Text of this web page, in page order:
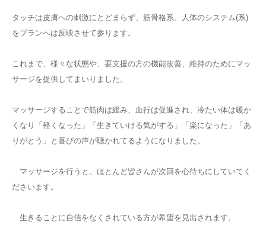
タッチは皮膚への刺激にとどまらず、筋骨格系、人体のシステム(系)
をプランへは反映させて参ります。
これまで、様々な状態や、要支援の方の機能改善、維持のためにマッ
サージを提供してまいりました。
マッサージすることで筋肉は緩み、血行は促進され、冷たい体は暖か
くなり「軽くなった」「生きていける気がする」「楽になった」「あ
りがとう」と喜びの声が聴かれてるようになりました。
マッサージを行うと、ほとんど皆さんが次回を心待ちにしていてく
ださいます。
生きることに自信をなくされている方が希望を見出されます。